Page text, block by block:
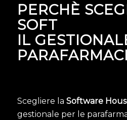
PERCHÈ
SOFT
IL
Scegliere la Software
gestionale per le